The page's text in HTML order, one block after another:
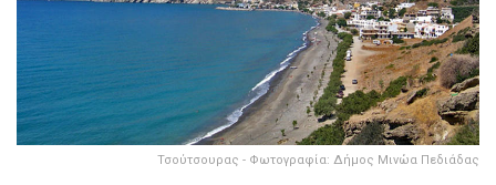
Τσούτσουρας - Φωτογραφία: Δήμος Μινώα Πεδιάδας